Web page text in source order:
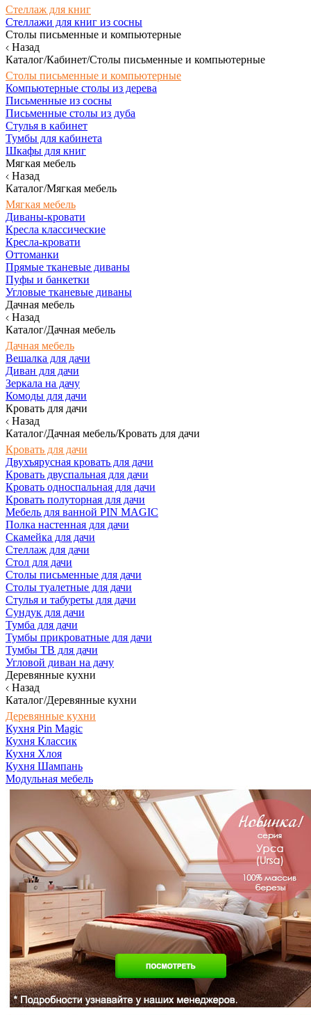
Стеллаж для книг
Стеллажи для книг из сосны
Столы письменные и компьютерные
Назад
Каталог/Кабинет/Столы письменные и компьютерные
Столы письменные и компьютерные
Компьютерные столы из дерева
Письменные из сосны
Письменные столы из дуба
Стулья в кабинет
Тумбы для кабинета
Шкафы для книг
Мягкая мебель
Назад
Каталог/Мягкая мебель
Мягкая мебель
Диваны-кровати
Кресла классические
Кресла-кровати
Оттоманки
Прямые тканевые диваны
Пуфы и банкетки
Угловые тканевые диваны
Дачная мебель
Назад
Каталог/Дачная мебель
Дачная мебель
Вешалка для дачи
Диван для дачи
Зеркала на дачу
Комоды для дачи
Кровать для дачи
Назад
Каталог/Дачная мебель/Кровать для дачи
Кровать для дачи
Двухъярусная кровать для дачи
Кровать двуспальная для дачи
Кровать односпальная для дачи
Кровать полуторная для дачи
Мебель для ванной PIN MAGIC
Полка настенная для дачи
Скамейка для дачи
Стеллаж для дачи
Стол для дачи
Столы письменные для дачи
Столы туалетные для дачи
Стулья и табуреты для дачи
Сундук для дачи
Тумба для дачи
Тумбы прикроватные для дачи
Тумбы ТВ для дачи
Угловой диван на дачу
Деревянные кухни
Назад
Каталог/Деревянные кухни
Деревянные кухни
Кухня Pin Magic
Кухня Классик
Кухня Хлоя
Кухня Шампань
Модульная мебель